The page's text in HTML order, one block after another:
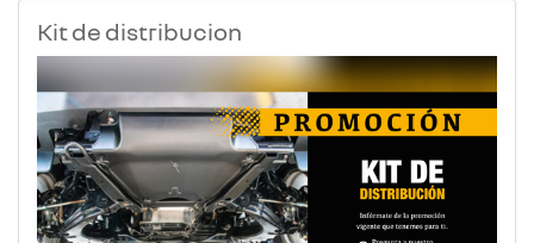
Kit de distribucion